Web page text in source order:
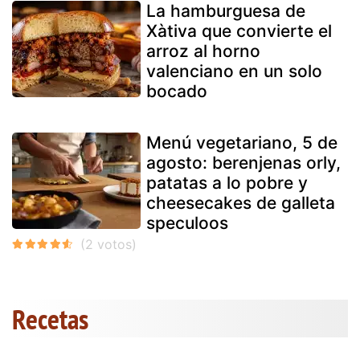
La hamburguesa de
Xàtiva que convierte el
arroz al horno
valenciano en un solo
bocado
Menú vegetariano, 5 de
agosto: berenjenas orly,
patatas a lo pobre y
cheesecakes de galleta
speculoos
Recetas